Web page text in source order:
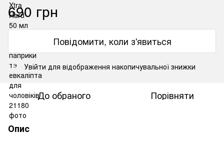
690 грн
Повідомити, коли з'явиться
% Увійти для відображення накопичувальної знижки
До обраного Порівняти
Опис